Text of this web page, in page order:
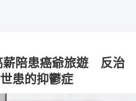
薪陪患癌爺旅遊 反治
患的抑鬱症